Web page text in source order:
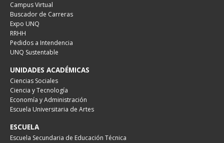
Campus Virtual
Buscador de Carreras
Expo UNQ
RRHH
Pedidos a Intendencia
UNQ Sustentable
UNIDADES ACADÉMICAS
Ciencias Sociales
Ciencia y Tecnología
Economía y Administración
Escuela Universitaria de Artes
ESCUELA
Escuela Secundaria de Educación Técnica